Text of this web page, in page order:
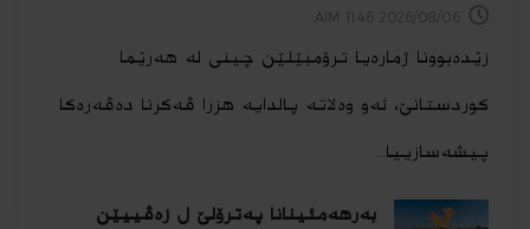
زێدەبوونا ژمارەیا ترۆمبێلێن چینی له هەرێما
كوردستانێ، ئەو وەلاتە پالدایە هزرا ڤەكرنا دەڤەرەكا
پیشەسازییا...
بەرهەمئینانا په‌ترۆلێ ل زه‌ڤییێن